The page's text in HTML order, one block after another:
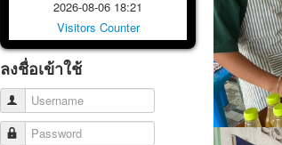
2026-08-06 18:21
Visitors Counter
ลงชื่อเข้าใช้
Username
Password